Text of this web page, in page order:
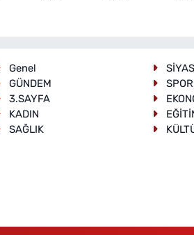
Genel
GÜNDEM
SPOR
3.SAYFA
KADIN
SAĞLIK